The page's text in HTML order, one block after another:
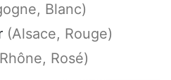
Blanc)
(Alsace, Rouge)
Rosé)